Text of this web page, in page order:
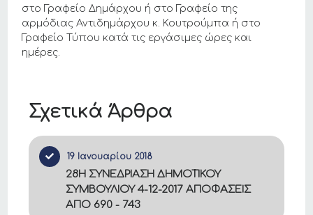
Σχετικά Άρθρα
19 Ιανουαρίου 2018
28Η ΣΥΝΕΔΡΙΑΣΗ ΔΗΜΟΤΙΚΟΥ
ΣΥΜΒΟΥΛΙΟΥ 4-12-2017 ΑΠΟΦΑΣΕΙΣ
ΑΠΟ 690 - 743
στο Γραφείο Δημάρχου ή στο Γραφείο της
αρμόδιας Αντιδημάρχου κ. Κουτρούμπα ή στο
Γραφείο Τύπου κατά τις εργάσιμες ώρες και
ημέρες.